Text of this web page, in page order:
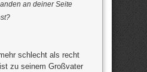
an deiner Seite
schlecht als recht
zu seinem Großvater